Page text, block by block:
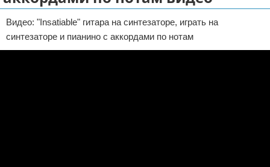
Отказ от ответственности
Видео: "Insatiable" гитара на синтезаторе, играть на
синтезаторе и пианино с аккордами по нотам